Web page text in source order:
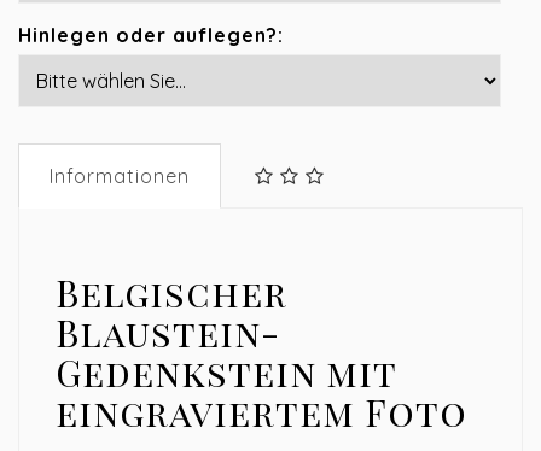
Hinlegen oder auflegen?:
Informationen
Belgischer
Blaustein-
Gedenkstein mit
eingraviertem Foto